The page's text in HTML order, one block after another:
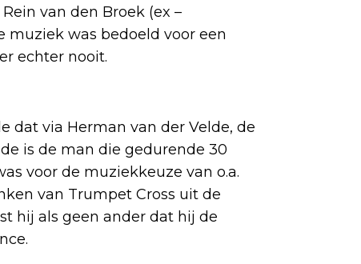
van den Broek (ex –
muziek was bedoeld voor een
echter nooit.
dat via Herman van der Velde, de
is de man die gedurende 30
voor de muziekkeuze van o.a.
van Trumpet Cross uit de
hij als geen ander dat hij de